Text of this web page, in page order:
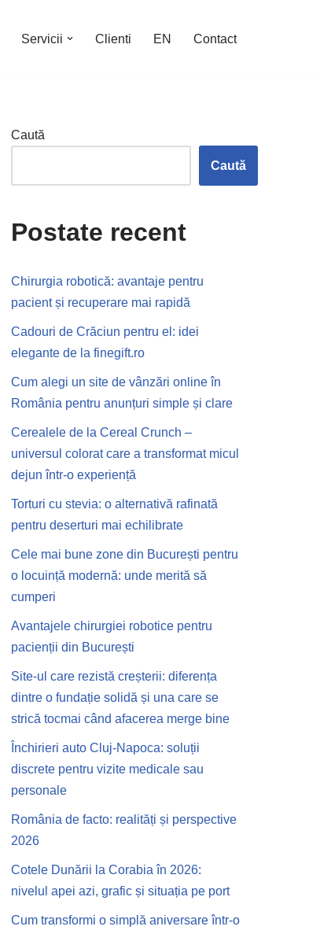
Servicii Clienti EN Contact
Caută
Caută
Postate recent
Chirurgia robotică: avantaje pentru
pacient și recuperare mai rapidă
Cadouri de Crăciun pentru el: idei
elegante de la finegift.ro
Cum alegi un site de vânzări online în
România pentru anunțuri simple și clare
Cerealele de la Cereal Crunch –
universul colorat care a transformat micul
dejun într-o experiență
Torturi cu stevia: o alternativă rafinată
pentru deserturi mai echilibrate
Cele mai bune zone din București pentru
o locuință modernă: unde merită să
cumperi
Avantajele chirurgiei robotice pentru
pacienții din București
Site-ul care rezistă creșterii: diferența
dintre o fundație solidă și una care se
strică tocmai când afacerea merge bine
Închirieri auto Cluj-Napoca: soluții
discrete pentru vizite medicale sau
personale
România de facto: realități și perspective
2026
Cotele Dunării la Corabia în 2026:
nivelul apei azi, grafic și situația pe port
Cum transformi o simplă aniversare într-o